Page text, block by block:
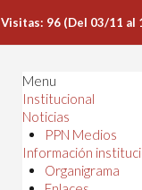
Visitas: 96 (Del 03/11 al
Menu
Institucional
Noticias
PPN Medios
Información
Organigrama